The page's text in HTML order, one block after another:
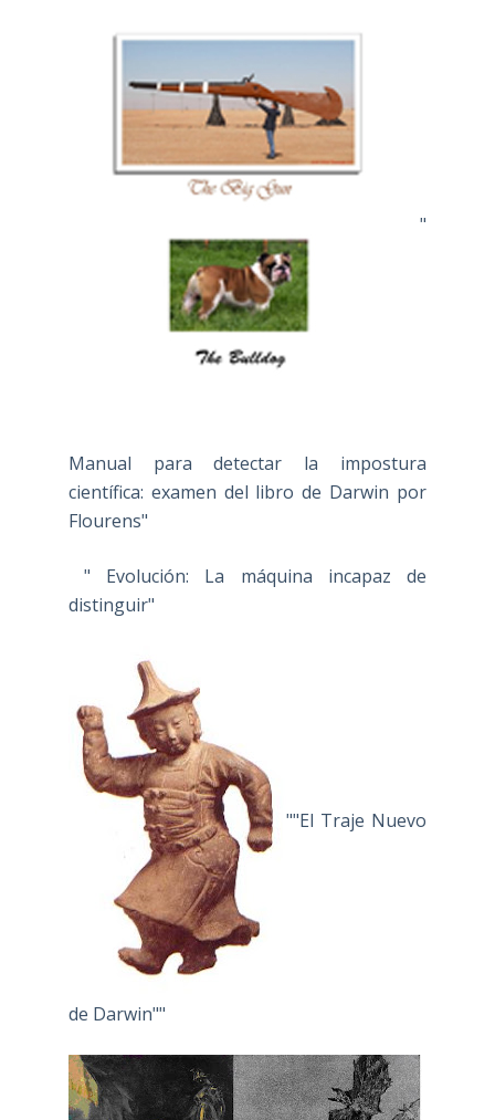
"
Manual para detectar la impostura
científica: examen del libro de Darwin por
Flourens"
" Evolución: La máquina incapaz de
distinguir"
""El Traje Nuevo
de Darwin""